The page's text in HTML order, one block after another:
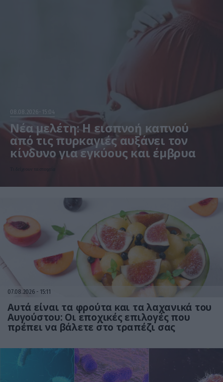
08.08.2026 15:04
Νέα μελέτη: Η εισπνοή καπνού
από τις πυρκαγιές αυξάνει τον
κίνδυνο για εγκύους και έμβρυα
07.08.2026 15:11
Αυτά είναι τα φρούτα και τα λαχανικά του
Αυγούστου: Οι εποχικές επιλογές που
πρέπει να βάλετε στο τραπέζι σας